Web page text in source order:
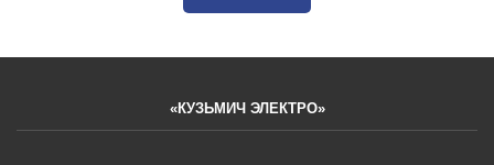
«КУЗЬМИЧ ЭЛЕКТРО»